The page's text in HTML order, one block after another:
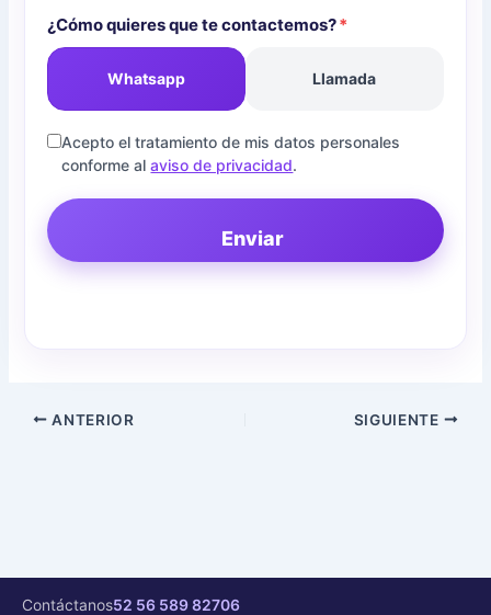
¿Cómo quieres que te contactemos?*
Whatsapp Llamada
Acepto el tratamiento de mis datos personales
conforme alaviso de privacidad.
Enviar
ANTERIOR SIGUIENTE
Contáctanos52 56 589 82706